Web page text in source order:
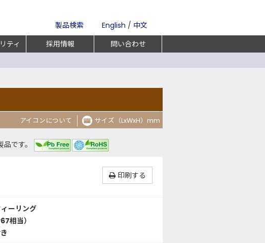
製品検索 English / 中文
ティ 採用情報 問い合わせ
アイコンについて サイズ（LxWxH）mm
です。
印刷する
ーリング
相当）